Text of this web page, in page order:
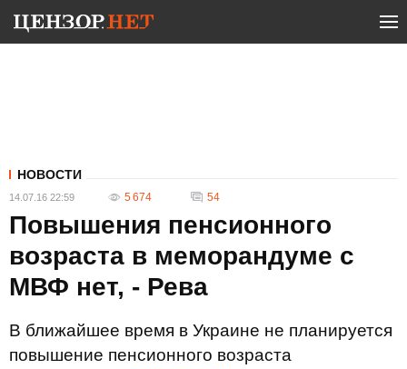
НОВОСТИ
14.07.16 22:59 5 674 54
Повышения пенсионного
возраста в меморандуме с
МВФ нет, - Рева
В ближайшее время в Украине не планируется
повышение пенсионного возраста